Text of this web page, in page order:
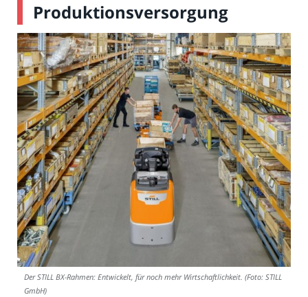
Produktionsversorgung
Der STILL BX-Rahmen: Entwickelt, für noch mehr Wirtschaftlichkeit. (Foto: STILL
GmbH)